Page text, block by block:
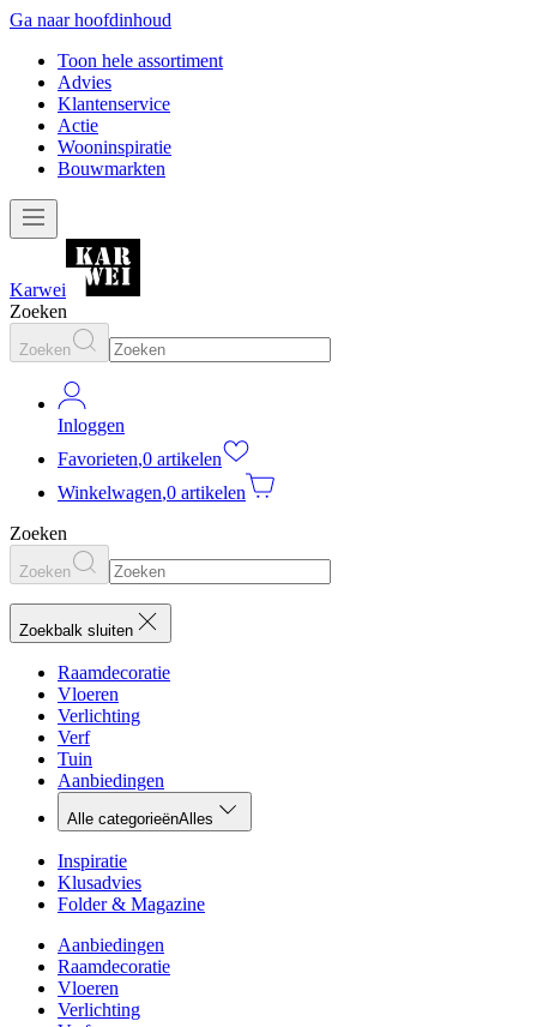
Ga naar hoofdinhoud
Toon hele assortiment
Advies
Klantenservice
Actie
Wooninspiratie
Bouwmarkten
Karwei
Zoeken
Zoeken
Inloggen
Favorieten,0 artikelen
Winkelwagen,0 artikelen
Zoeken
Zoeken
Zoekbalk sluiten
Raamdecoratie
Vloeren
Verlichting
Verf
Tuin
Aanbiedingen
Alle categorieënAlles
Inspiratie
Klusadvies
Folder & Magazine
Aanbiedingen
Raamdecoratie
Vloeren
Verlichting